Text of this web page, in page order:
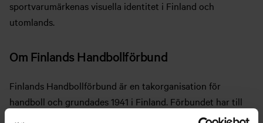
sportvarumärkenas visuella identitet i Finland och
utomlands.
Om Finlands Handbollförbund
Finlands Handbollförbund är en takorganisation för
handboll och grundades 1941 i Finland. Förbundet har till
uppgift att sörja för grenens kontinuitet och att öka